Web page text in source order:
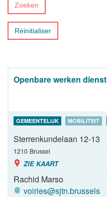
Zoeken
Réinitialiser
Openbare werken dienst
GEMEENTELIJK MOBILITEIT
Sterrenkundelaan 12-13
1210 Brussel
ZIE KAART
Rachid Marso
voiries@sjtn.brussels